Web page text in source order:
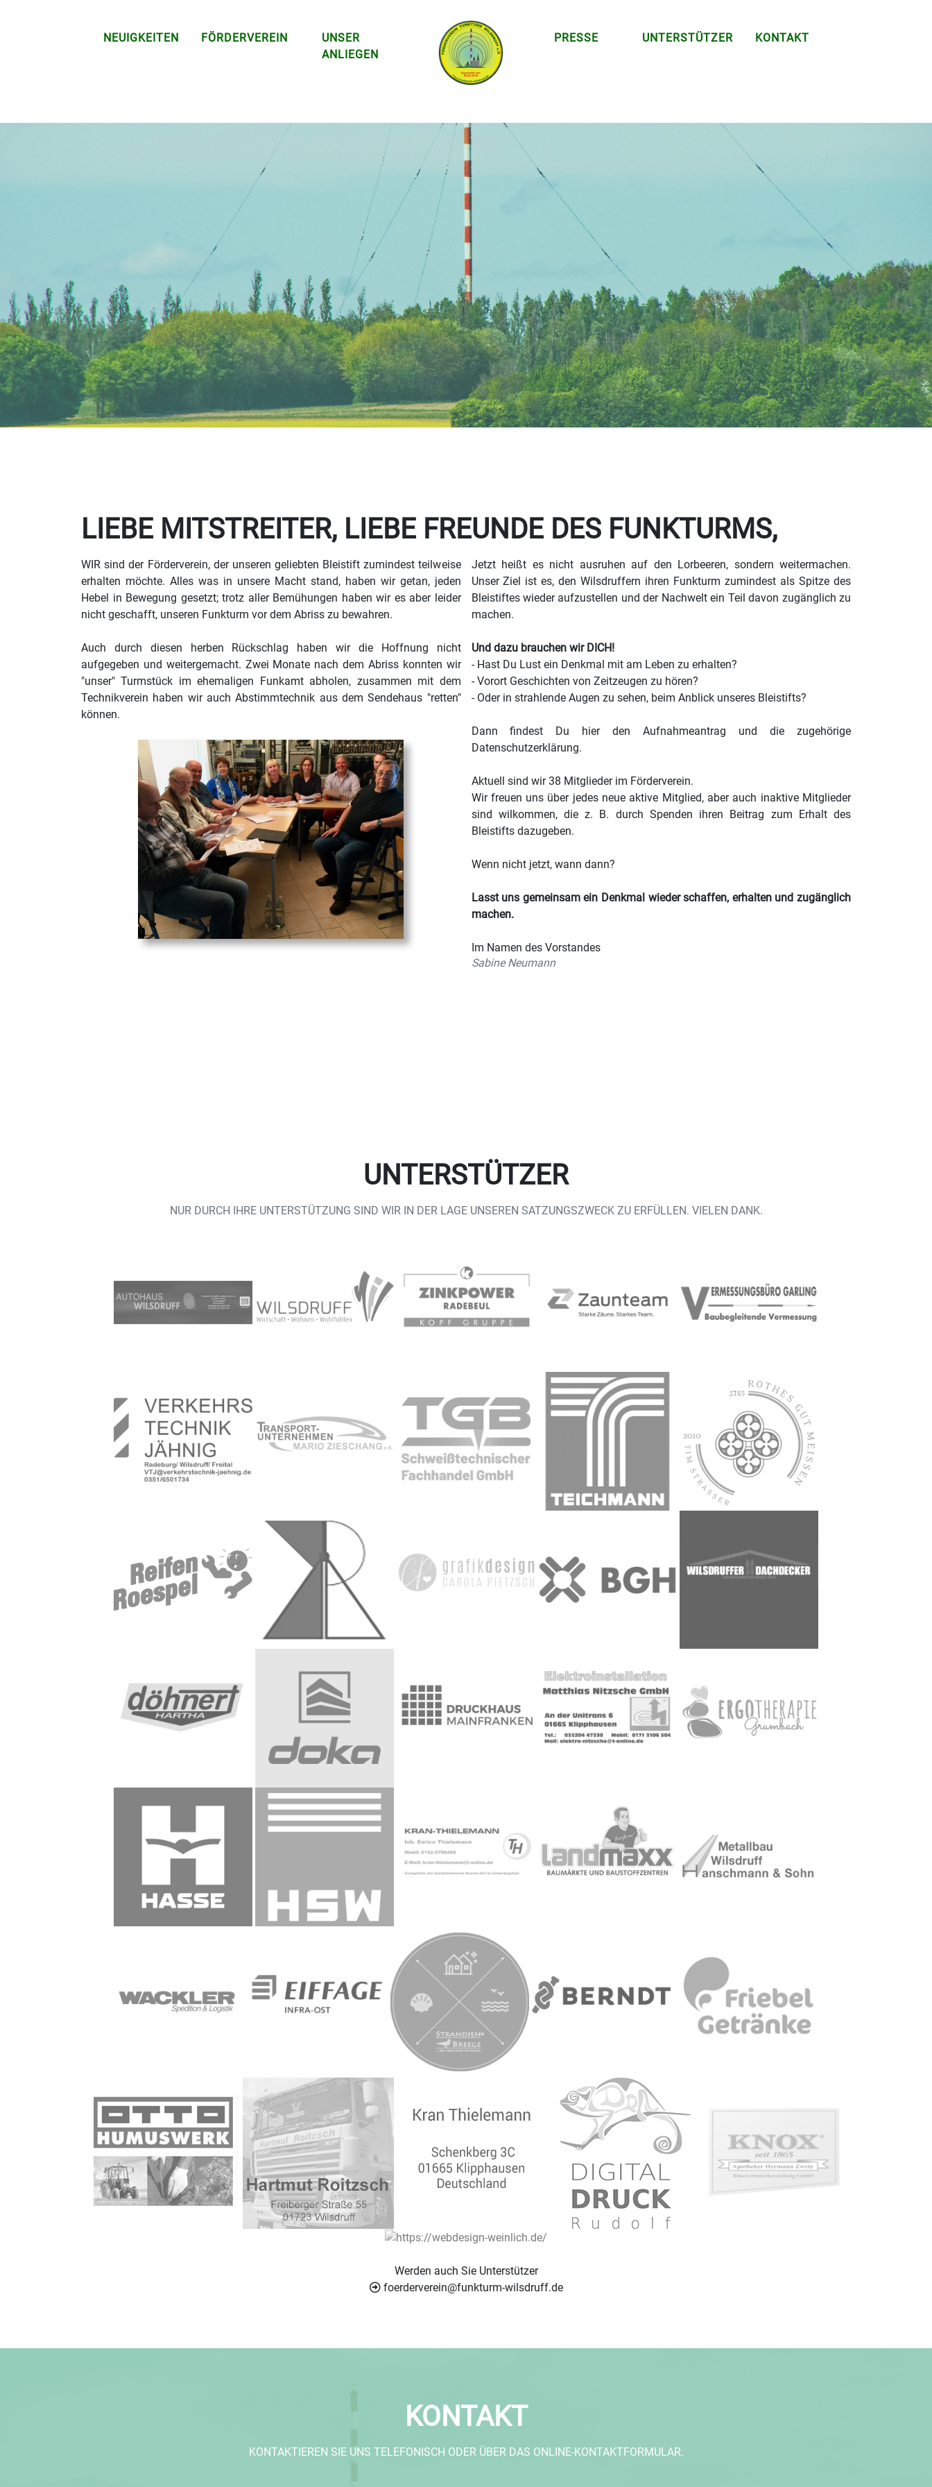
NEUIGKEITEN FÖRDERVEREIN
UNSER
ANLIEGEN
PRESSE UNTERSTÜTZER KONTAKT
LIEBE MITSTREITER, LIEBE FREUNDE DES FUNKTURMS,
WIR sind der Förderverein, der unseren geliebten Bleistift zumindest teilweise
erhalten möchte. Alles was in unsere Macht stand, haben wir getan, jeden
Hebel in Bewegung gesetzt; trotz aller Bemühungen haben wir es aber leider
nicht geschafft, unseren Funkturm vor dem Abriss zu bewahren.
Auch durch diesen herben Rückschlag haben wir die Hoffnung nicht
aufgegeben und weitergemacht. Zwei Monate nach dem Abriss konnten wir
"unser" Turmstück im ehemaligen Funkamt abholen, zusammen mit dem
Technikverein haben wir auch Abstimmtechnik aus dem Sendehaus "retten"
können.
Jetzt heißt es nicht ausruhen auf den Lorbeeren, sondern weitermachen.
Unser Ziel ist es, den Wilsdruffern ihren Funkturm zumindest als Spitze des
Bleistiftes wieder aufzustellen und der Nachwelt ein Teil davon zugänglich zu
machen.
Und dazu brauchen wir DICH!
- Hast Du Lust ein Denkmal mit am Leben zu erhalten?
- Vorort Geschichten von Zeitzeugen zu hören?
- Oder in strahlende Augen zu sehen, beim Anblick unseres Bleistifts?
Dann findest Du hierden Aufnahmeantrag und die zugehörige
Datenschutzerklärung.
Aktuell sind wir 38 Mitglieder im Förderverein.
Wir freuen uns über jedes neue aktive Mitglied, aber auch inaktive Mitglieder
sind wilkommen, die z. B. durch Spenden ihren Beitrag zum Erhalt des
Bleistifts dazugeben.
Wenn nicht jetzt, wann dann?
Lasst uns gemeinsam ein Denkmal wieder schaffen, erhalten und zugänglich
machen.
Im Namen des Vorstandes
Sabine Neumann
UNTERSTÜTZER
NUR DURCH IHRE UNTERSTÜTZUNG SIND WIR IN DER LAGE UNSEREN SATZUNGSZWECK ZU ERFÜLLEN. VIELEN DANK.
Werden auch Sie Unterstützer
foerderverein@funkturm-wilsdruff.de
KONTAKT
KONTAKTIEREN SIE UNS TELEFONISCH ODER ÜBER DAS ONLINE-KONTAKTFORMULAR.